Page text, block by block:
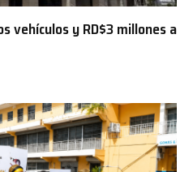
vehículos y RD$3 millones a